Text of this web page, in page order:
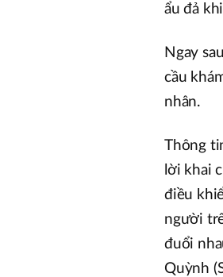
ẩu đả
Ngay
cầu
nhân.
Thông
lời khai
điều
người
đuổi
Quỳnh